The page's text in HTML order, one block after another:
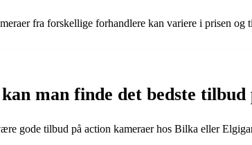
fra forskellige forhandlere kan variere i prisen og
man finde det bedste tilbud
gode tilbud på action kameraer hos Bilka eller